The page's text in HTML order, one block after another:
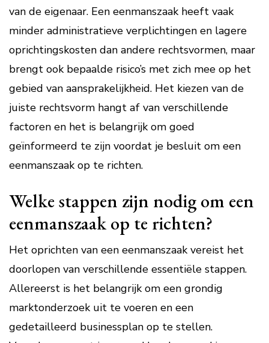
van de eigenaar. Een eenmanszaak heeft vaak
minder administratieve verplichtingen en lagere
oprichtingskosten dan andere rechtsvormen, maar
brengt ook bepaalde risico’s met zich mee op het
gebied van aansprakelijkheid. Het kiezen van de
juiste rechtsvorm hangt af van verschillende
factoren en het is belangrijk om goed
geïnformeerd te zijn voordat je besluit om een
eenmanszaak op te richten.
Welke stappen zijn nodig om een
eenmanszaak op te richten?
Het oprichten van een eenmanszaak vereist het
doorlopen van verschillende essentiële stappen.
Allereerst is het belangrijk om een grondig
marktonderzoek uit te voeren en een
gedetailleerd businessplan op te stellen.